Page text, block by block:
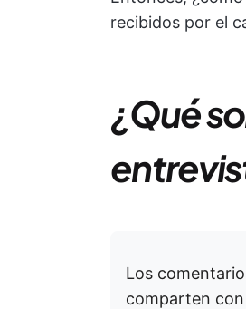
recibidos por el
¿Qué
Los
comparten